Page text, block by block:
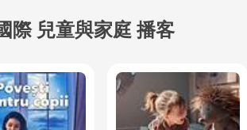
際 兒童與家庭 播客